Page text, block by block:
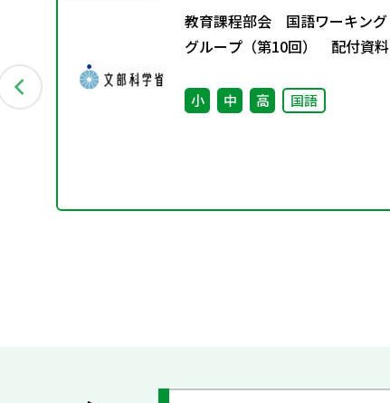
教育課程部会 国語ワーキング
グループ（第10回） 配付資料
小 中 高 国語